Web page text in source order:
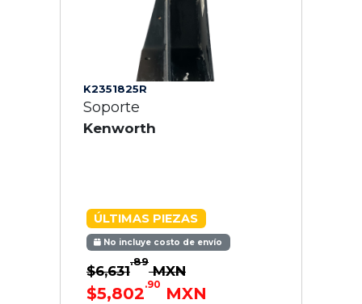
K2351825R
Soporte
Kenworth
ÚLTIMAS PIEZAS
No incluye costo de envío
$6,631
.89
MXN
$5,802.90 MXN